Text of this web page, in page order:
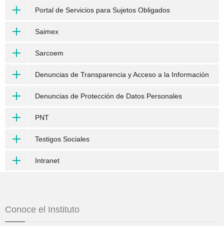
Portal de Servicios para Sujetos Obligados
Saimex
Sarcoem
Denuncias de Transparencia y Acceso a la Información
Denuncias de Protección de Datos Personales
PNT
Testigos Sociales
Intranet
Conoce el Instituto